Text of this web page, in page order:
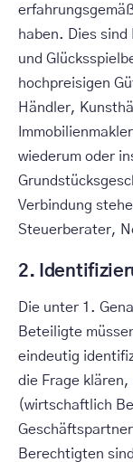
haben. Dies
und
hochpreisigen
Händler,
wiederum oder
Verbindung
Steuerberater,
2.
Die unter 1.
Beteiligte
eindeutig
die Frage
(wirtschaftlich
Berechtigten